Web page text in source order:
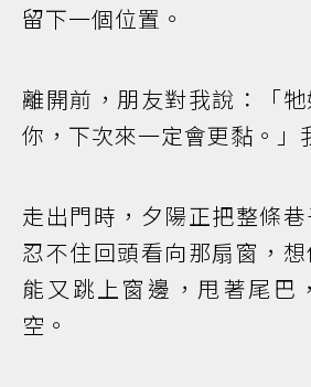
留下一個位置。
離開前，朋友對我說：「
你，下次來一定會更黏。」
走出門時，夕陽正把整條
忍不住回頭看向那扇窗，
能又跳上窗邊，甩著尾巴
空。